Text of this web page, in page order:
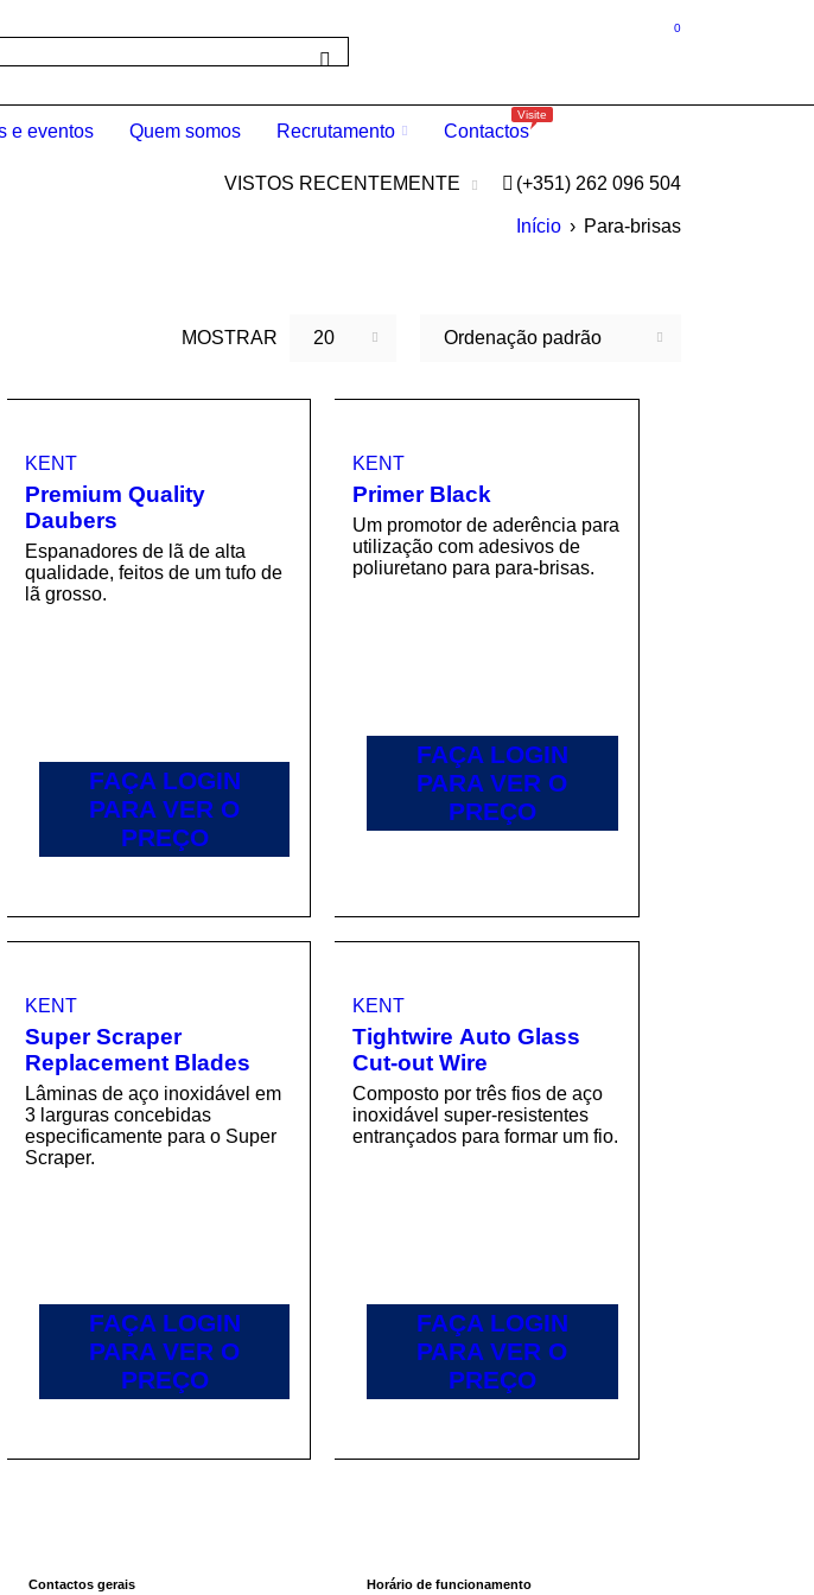
0
e eventos Quem somos Recrutamento Contactos
Visite
(+351) 262 096 504
VISTOS RECENTEMENTE
Início › Para-brisas
Ordenação padrão
MOSTRAR 20
KENT
Premium Quality
Daubers
Espanadores de lã de alta
qualidade, feitos de um tufo de
lã grosso.
FAÇA LOGIN
PARA VER O
PREÇO
KENT
Primer Black
Um promotor de aderência para
utilização com adesivos de
poliuretano para para-brisas.
FAÇA LOGIN
PARA VER O
PREÇO
KENT
Super Scraper
Replacement Blades
Lâminas de aço inoxidável em
3 larguras concebidas
especificamente para o Super
Scraper.
FAÇA LOGIN
PARA VER O
PREÇO
KENT
Tightwire Auto Glass
Cut-out Wire
Composto por três fios de aço
inoxidável super-resistentes
entrançados para formar um fio.
FAÇA LOGIN
PARA VER O
PREÇO
Contactos gerais Horário de funcionamento